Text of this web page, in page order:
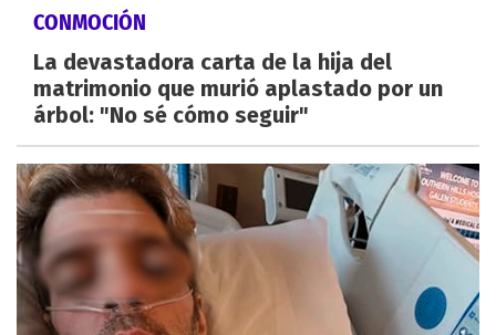
CONMOCIÓN
La devastadora carta de la hija del
matrimonio que murió aplastado por un
árbol: "No sé cómo seguir"